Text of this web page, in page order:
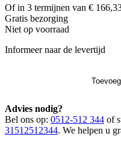
Of in 3 termijnen van €
Gratis bezorging
Niet op voorraad
Informeer naar de levertijd
Advies nodig?
Bel ons op: 0512-512 344 of
31512512344. We helpen u